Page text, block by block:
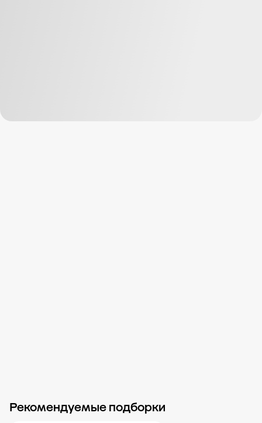
Рекомендуемые подборки
Новости компании Журнал ЗОЛОТОЙ Блог